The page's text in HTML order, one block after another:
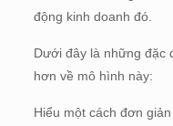
động kinh doanh đó.
Dưới đây là những đặc
hơn về mô hình này:
Hiểu một cách đơn giản